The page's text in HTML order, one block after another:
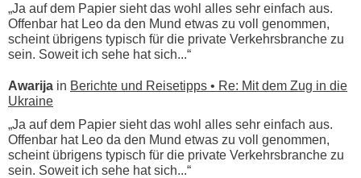
„Ja auf dem Papier sieht das wohl alles sehr einfach aus.
Offenbar hat Leo da den Mund etwas zu voll genommen,
scheint übrigens typisch für die private Verkehrsbranche zu
sein. Soweit ich sehe hat sich...“
Awarija in Berichte und Reisetipps • Re: Mit dem Zug in die
Ukraine
„Ja auf dem Papier sieht das wohl alles sehr einfach aus.
Offenbar hat Leo da den Mund etwas zu voll genommen,
scheint übrigens typisch für die private Verkehrsbranche zu
sein. Soweit ich sehe hat sich...“